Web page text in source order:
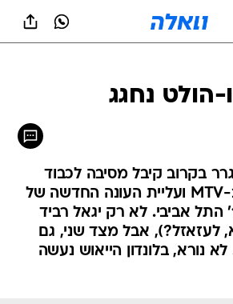
הולט נחגג
בקרוב קיבל מסיבה לכבוד
בחירתו להנחיה ב-MTV ועליית העונה החדשה של
הרשת, ב'אומן 17' התל אביבי. לא רק יגאל רביד
לעזאזל?), אבל מצד שני, גם
נורא, בלונדון הייאוש נעשה